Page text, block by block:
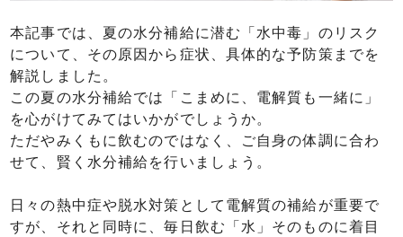
本記事では、夏の水分補給に潜む「水中毒」のリスク
について、その原因から症状、具体的な予防策までを
解説しました。
この夏の水分補給では「こまめに、電解質も一緒に」
を心がけてみてはいかがでしょうか。
ただやみくもに飲むのではなく、ご自身の体調に合わ
せて、賢く水分補給を行いましょう。
日々の熱中症や脱水対策として電解質の補給が重要で
すが、それと同時に、毎日飲む「水」そのものに着目